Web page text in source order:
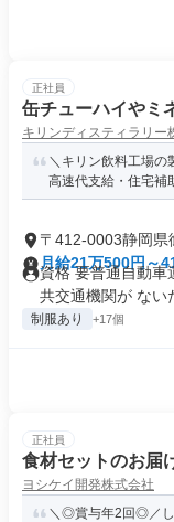
正社員
缶チューハイやミ
キリンディスティラリー
＼キリン飲料工場の
高速代支給・住宅補
〒412-0003静岡県
月給21万500円～
資格 要普通自動車
共交通機関が ない
制服あり +17個
正社員
食材セットのお届
ヨシケイ開発株式会社
＼◎賞与年2回◎／し